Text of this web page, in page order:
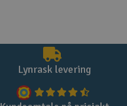
Lynrask levering